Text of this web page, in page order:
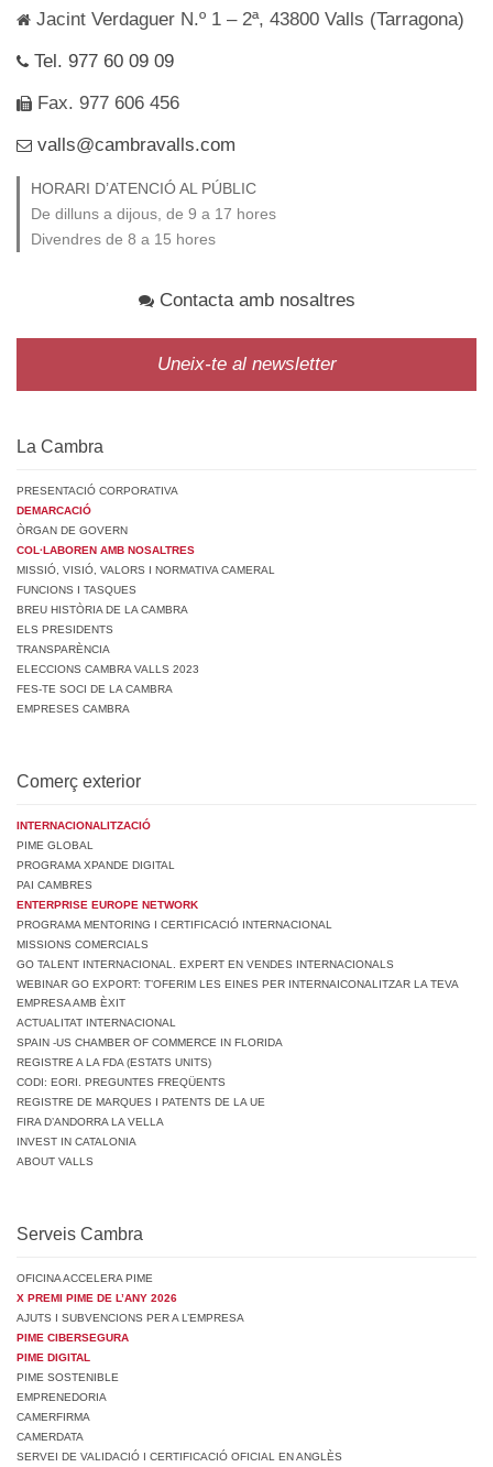
Jacint Verdaguer N.º 1 – 2ª, 43800 Valls (Tarragona)
Tel. 977 60 09 09
Fax. 977 606 456
valls@cambravalls.com
HORARI D’ATENCIÓ AL PÚBLIC
De dilluns a dijous, de 9 a 17 hores
Divendres de 8 a 15 hores
Contacta amb nosaltres
Uneix-te al newsletter
La Cambra
PRESENTACIÓ CORPORATIVA
DEMARCACIÓ
ÒRGAN DE GOVERN
COL·LABOREN AMB NOSALTRES
MISSIÓ, VISIÓ, VALORS I NORMATIVA CAMERAL
FUNCIONS I TASQUES
BREU HISTÒRIA DE LA CAMBRA
ELS PRESIDENTS
TRANSPARÈNCIA
ELECCIONS CAMBRA VALLS 2023
FES-TE SOCI DE LA CAMBRA
EMPRESES CAMBRA
Comerç exterior
INTERNACIONALITZACIÓ
PIME GLOBAL
PROGRAMA XPANDE DIGITAL
PAI CAMBRES
ENTERPRISE EUROPE NETWORK
PROGRAMA MENTORING I CERTIFICACIÓ INTERNACIONAL
MISSIONS COMERCIALS
GO TALENT INTERNACIONAL. EXPERT EN VENDES INTERNACIONALS
WEBINAR GO EXPORT: T’OFERIM LES EINES PER INTERNAICONALITZAR LA TEVA
EMPRESA AMB ÈXIT
ACTUALITAT INTERNACIONAL
SPAIN -US CHAMBER OF COMMERCE IN FLORIDA
REGISTRE A LA FDA (ESTATS UNITS)
CODI: EORI. PREGUNTES FREQÜENTS
REGISTRE DE MARQUES I PATENTS DE LA UE
FIRA D’ANDORRA LA VELLA
INVEST IN CATALONIA
ABOUT VALLS
Serveis Cambra
OFICINA ACCELERA PIME
X PREMI PIME DE L’ANY 2026
AJUTS I SUBVENCIONS PER A L’EMPRESA
PIME CIBERSEGURA
PIME DIGITAL
PIME SOSTENIBLE
EMPRENEDORIA
CAMERFIRMA
CAMERDATA
SERVEI DE VALIDACIÓ I CERTIFICACIÓ OFICIAL EN ANGLÈS